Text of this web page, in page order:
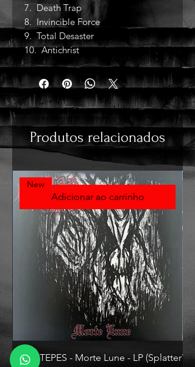
7. Death Trap
8. Invincible Force
9. Total Desaster
10. Antichrist
Produtos relacionados
Adicionar ao carrinho
New
VLAD TEPES - Morte Lune - LP (Splatter